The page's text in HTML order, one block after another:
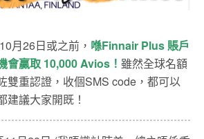
月26日或之前， 喺Finnair Plus 賬戶
會贏取 10,000 Avios！ 雖然全球名額
雙重認證，收個SMS code，都可以
建議大家開既！